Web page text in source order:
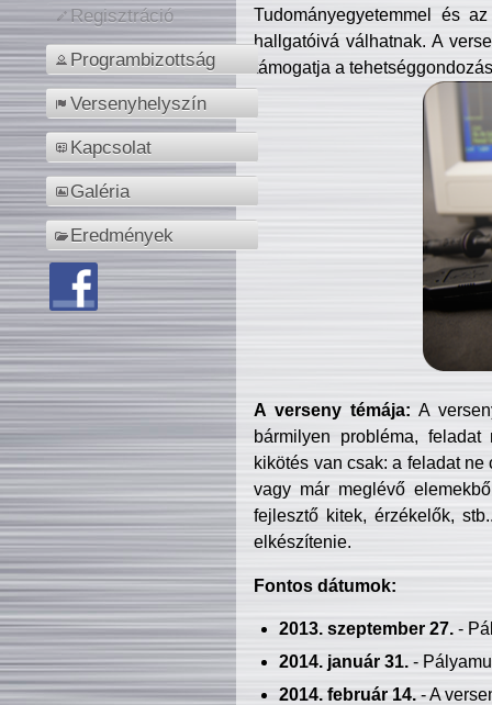
Regisztráció
Programbizottság
Versenyhelyszín
Kapcsolat
Galéria
Eredmények
Tudományegyetemmel és
hallgatóivá válhatnak. A
támogatja a
A verseny témája: A
bármilyen probléma, feladat
kikötés van csak: a feladat
vagy már meglévő
fejlesztő kitek, érzékelők,
elkészítenie.
Fontos dátumok:
2013. szeptember 27.-
2014. január 31.-
2014. február 14.- A